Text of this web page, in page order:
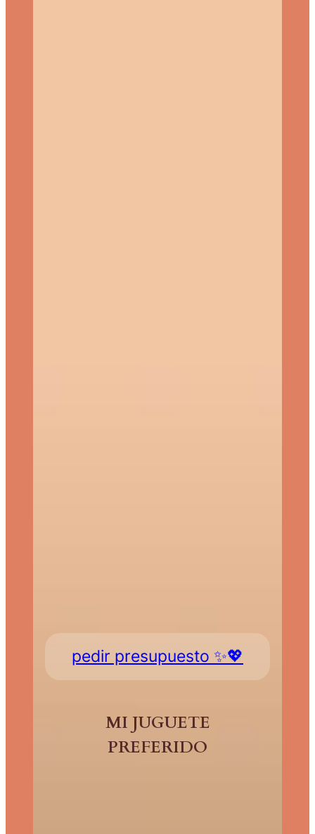
pedir presupuesto ✨💖
MI JUGUETE
PREFERIDO